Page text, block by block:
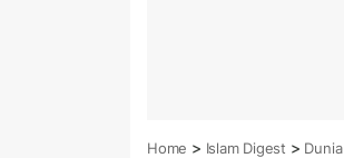
Home > Islam Digest > Dunia